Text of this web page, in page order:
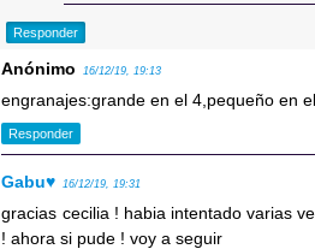
Responder
Anónimo 16/12/19, 19:13
engranajes:grande en el 4,pequeño en
Responder
Gabu♥ 16/12/19, 19:31
gracias cecilia ! habia intentado varias
! ahora si pude ! voy a seguir